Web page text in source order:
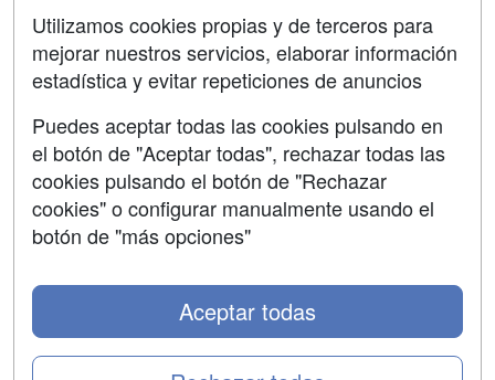
Contactar
Confidencialidad
Copyleft
SÍGUENOS EN:
Utilizamos cookies propias y de terceros para
mejorar nuestros servicios, elaborar información
estadística y evitar repeticiones de anuncios
Puedes aceptar todas las cookies pulsando en
el botón de "Aceptar todas", rechazar todas las
cookies pulsando el botón de "Rechazar
cookies" o configurar manualmente usando el
botón de "más opciones"
Aceptar todas